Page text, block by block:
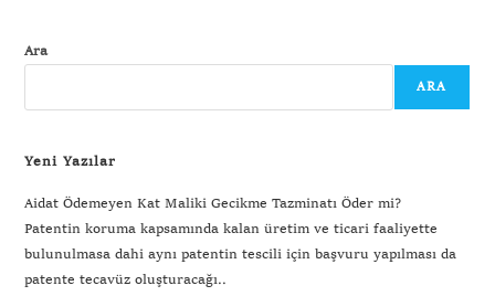
Ara
ARA
Yeni Yazılar
Aidat Ödemeyen Kat Maliki Gecikme Tazminatı Öder mi?
Patentin koruma kapsamında kalan üretim ve ticari faaliyette
bulunulmasa dahi aynı patentin tescili için başvuru yapılması da
patente tecavüz oluşturacağı..